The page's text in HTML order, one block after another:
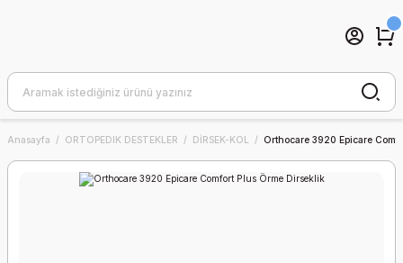
Anasayfa ORTOPEDIK DESTEKLER DİRSEK-KOL Orthocare 3920 Epicare